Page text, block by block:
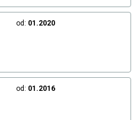
od: 01.2020
od: 01.2016